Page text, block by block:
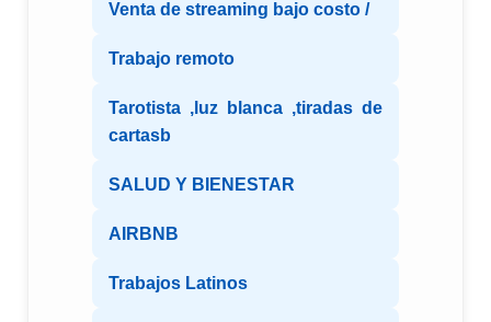
Venta de streaming bajo costo /
Trabajo remoto
Tarotista ,luz blanca ,tiradas de
cartasb
SALUD Y BIENESTAR
AIRBNB
Trabajos Latinos